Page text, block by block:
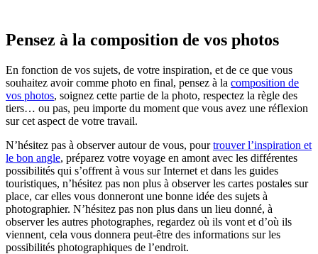
Pensez à la composition de vos photos
En fonction de vos sujets, de votre inspiration, et de ce que vous
souhaitez avoir comme photo en final, pensez à la composition de
vos photos, soignez cette partie de la photo, respectez la règle des
tiers… ou pas, peu importe du moment que vous avez une réflexion
sur cet aspect de votre travail.
N’hésitez pas à observer autour de vous, pourtrouver l’inspiration et
le bon angle, préparez votre voyage en amont avec les différentes
possibilités qui s’offrent à vous sur Internet et dans les guides
touristiques, n’hésitez pas non plus à observer les cartes postales sur
place, car elles vous donneront une bonne idée des sujets à
photographier. N’hésitez pas non plus dans un lieu donné, à
observer les autres photographes, regardez où ils vont et d’où ils
viennent, cela vous donnera peut-être des informations sur les
possibilités photographiques de l’endroit.